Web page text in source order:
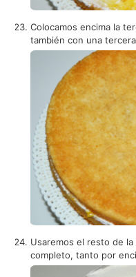
Colocamos encima la
también con una
Usaremos el resto de
completo, tanto por